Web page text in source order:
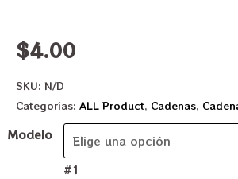
$4.00
SKU: N/D
Categorías: ALL Product, Cadenas,
Modelo
#1